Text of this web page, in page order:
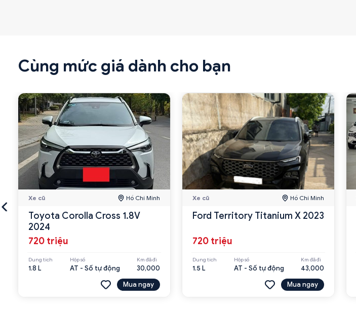
Cùng mức giá dành cho bạn
Xe cũ Hồ Chí Minh
Toyota Corolla Cross 1.8V
2024
720 triệu
Dung tích
1.8 L
Hộp số
AT - Số tự động
Km đã đi
30,000
Mua ngay
Xe cũ Hồ Chí Minh
Ford Territory Titanium X 2023
720 triệu
Dung tích
1.5 L
Hộp số
AT - Số tự động
Km đã đi
43,000
Mua ngay